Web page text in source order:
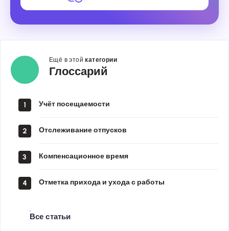
Ещё в этойкатегории
Глоссарий
Глоссарий
1 Учёт посещаемости
2 Отслеживание отпусков
3 Компенсационное время
4 Отметка прихода и ухода с работы
Все статьи